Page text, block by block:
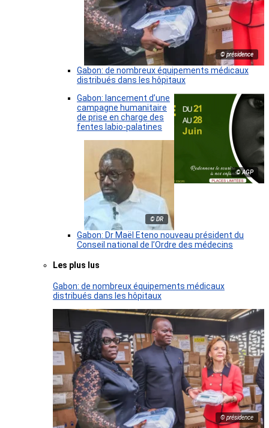
© présidence
Gabon: de nombreux équipements médicaux
distribués dans les hôpitaux
© AGP
Gabon: lancement d’une
campagne humanitaire
de prise en charge des
fentes labio-palatines
© DR
Gabon: Dr Maël Eteno nouveau président du
Conseil national de l’Ordre des médecins
Les plus lus
Gabon: de nombreux équipements médicaux
distribués dans les hôpitaux
© présidence